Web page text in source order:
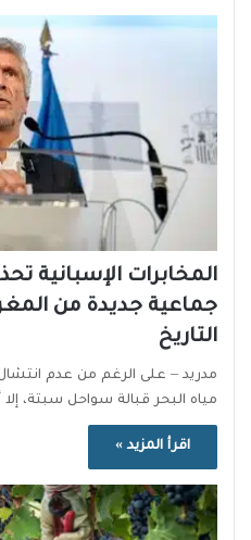
المخابرات الإسبانية
جماعية جديدة من
التاريخ
مدريد – على الرغم من عدم
مياه البحر قبالة سواحل سبتة،
اقرأ المزيد »